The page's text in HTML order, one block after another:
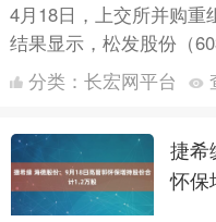
4月18日，上交所并购重
结果显示，松发股份（
符合重组条件和信息披
分类： 长宏网平台
捷希
怀保